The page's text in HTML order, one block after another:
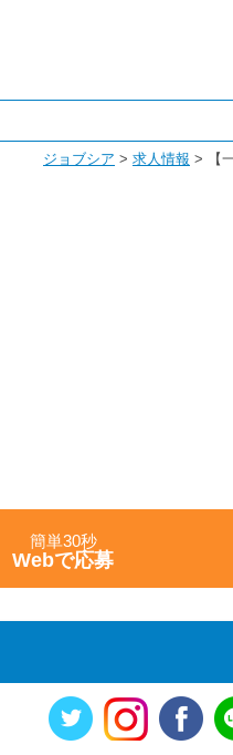
ジョブシア > 求人情報 > 【
簡単30秒
Webで応募